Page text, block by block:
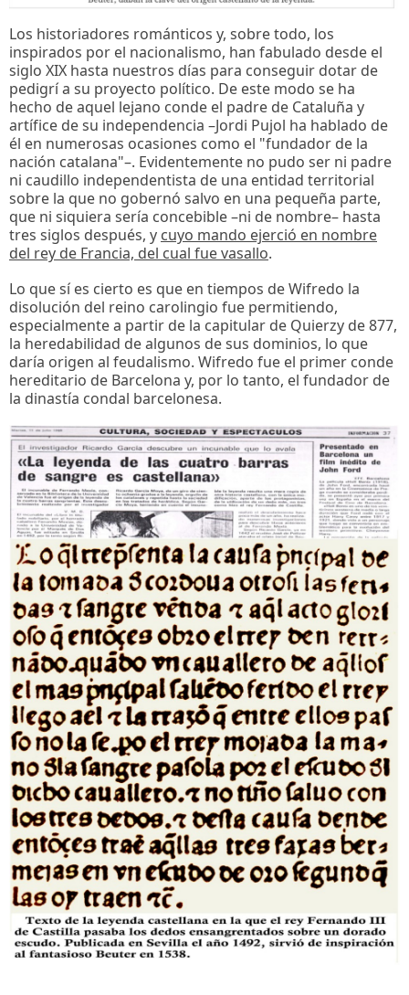
Los historiadores románticos y, sobre todo, los
inspirados por el nacionalismo, han fabulado desde el
siglo XIX hasta nuestros días para conseguir dotar de
pedigrí a su proyecto político. De este modo se ha
hecho de aquel lejano conde el padre de Cataluña y
artífice de su independencia –Jordi Pujol ha hablado de
él en numerosas ocasiones como el "fundador de la
nación catalana"–. Evidentemente no pudo ser ni padre
ni caudillo independentista de una entidad territorial
sobre la que no gobernó salvo en una pequeña parte,
que ni siquiera sería concebible –ni de nombre– hasta
tres siglos después, y cuyo mando ejerció en nombre
del rey de Francia, del cual fue vasallo.
Lo que sí es cierto es que en tiempos de Wifredo la
disolución del reino carolingio fue permitiendo,
especialmente a partir de la capitular de Quierzy de 877,
la heredabilidad de algunos de sus dominios, lo que
daría origen al feudalismo. Wifredo fue el primer conde
hereditario de Barcelona y, por lo tanto, el fundador de
la dinastía condal barcelonesa.